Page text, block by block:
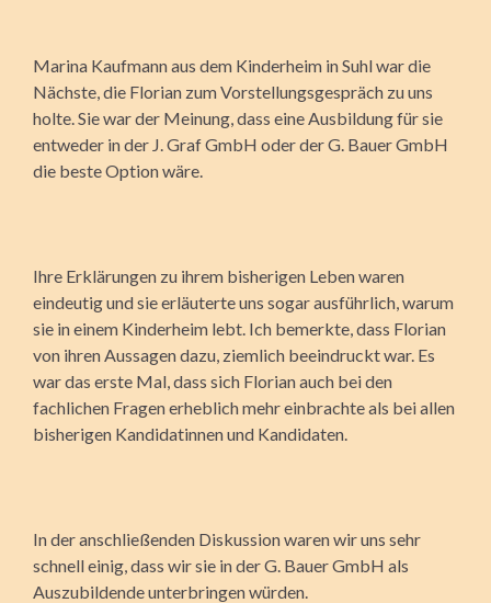
Marina Kaufmann aus dem Kinderheim in Suhl war die
Nächste, die Florian zum Vorstellungsgespräch zu uns
holte. Sie war der Meinung, dass eine Ausbildung für sie
entweder in der J. Graf GmbH oder der G. Bauer GmbH
die beste Option wäre.
Ihre Erklärungen zu ihrem bisherigen Leben waren
eindeutig und sie erläuterte uns sogar ausführlich, warum
sie in einem Kinderheim lebt. Ich bemerkte, dass Florian
von ihren Aussagen dazu, ziemlich beeindruckt war. Es
war das erste Mal, dass sich Florian auch bei den
fachlichen Fragen erheblich mehr einbrachte als bei allen
bisherigen Kandidatinnen und Kandidaten.
In der anschließenden Diskussion waren wir uns sehr
schnell einig, dass wir sie in der G. Bauer GmbH als
Auszubildende unterbringen würden.